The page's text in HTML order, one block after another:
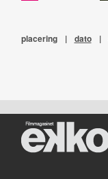
placering | dato |